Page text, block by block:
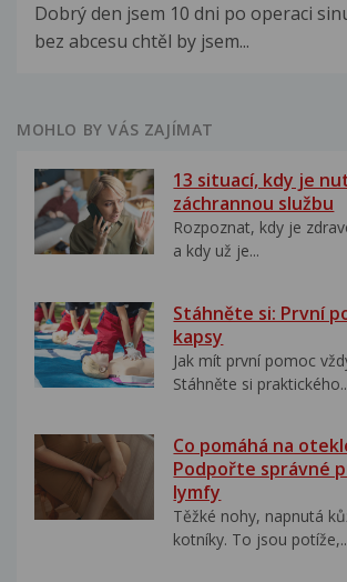
Dobrý den jsem 10 dni po operaci
bez abcesu chtěl by jsem...
MOHLO BY VÁS ZAJÍMAT
13 situací, kdy je
záchrannou službu
Rozpoznat, kdy je
a kdy už je...
Stáhněte si: První
kapsy
Jak mít první pomoc
Stáhněte si
Co pomáhá na
Podpořte správné
lymfy
Těžké nohy, napnutá
kotníky. To jsou